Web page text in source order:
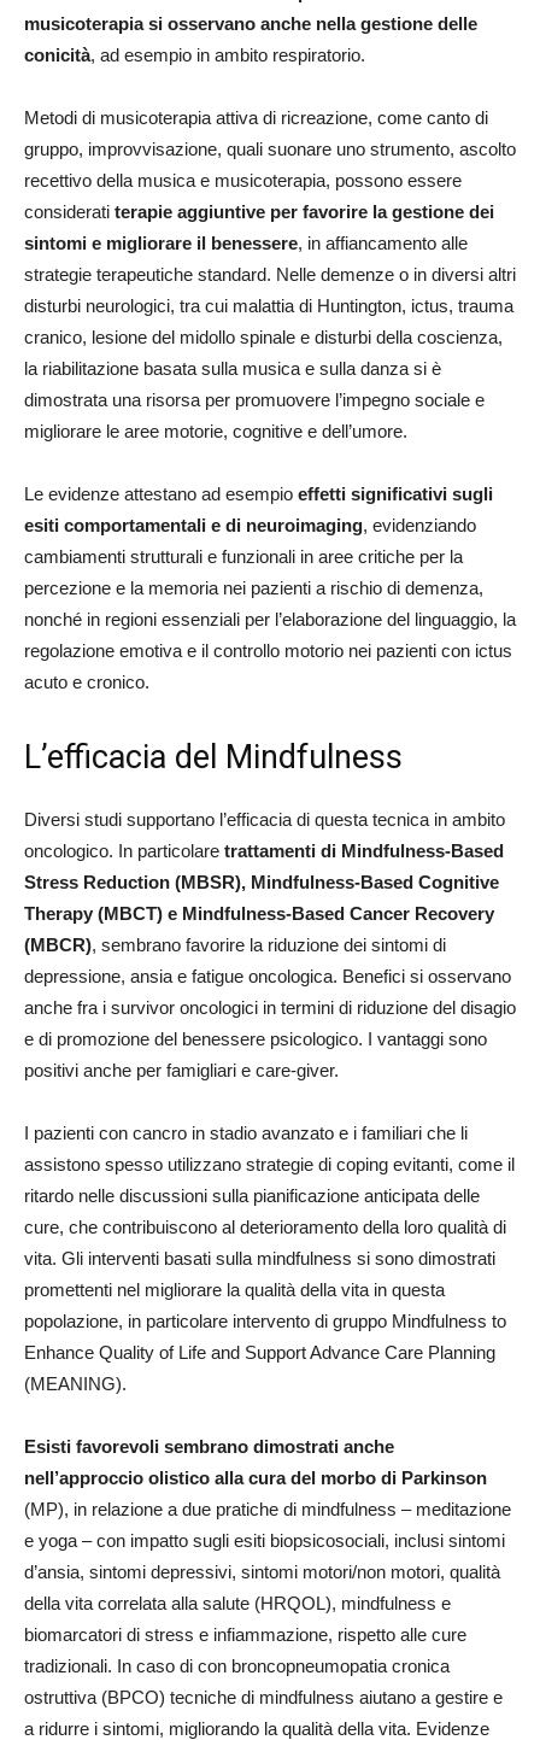
musicoterapia si osservano anche nella gestione delle
conicità, ad esempio in ambito respiratorio.
Metodi di musicoterapia attiva di ricreazione, come canto di
gruppo, improvvisazione, quali suonare uno strumento, ascolto
recettivo della musica e musicoterapia, possono essere
considerati terapie aggiuntive per favorire la gestione dei
sintomi e migliorare il benessere, in affiancamento alle
strategie terapeutiche standard. Nelle demenze o in diversi altri
disturbi neurologici, tra cui malattia di Huntington, ictus, trauma
cranico, lesione del midollo spinale e disturbi della coscienza,
la riabilitazione basata sulla musica e sulla danza si è
dimostrata una risorsa per promuovere l’impegno sociale e
migliorare le aree motorie, cognitive e dell’umore.
Le evidenze attestano ad esempio effetti significativi sugli
esiti comportamentali e di neuroimaging, evidenziando
cambiamenti strutturali e funzionali in aree critiche per la
percezione e la memoria nei pazienti a rischio di demenza,
nonché in regioni essenziali per l’elaborazione del linguaggio, la
regolazione emotiva e il controllo motorio nei pazienti con ictus
acuto e cronico.
L’efficacia del Mindfulness
Diversi studi supportano l’efficacia di questa tecnica in ambito
oncologico. In particolare trattamenti di Mindfulness-Based
Stress Reduction (MBSR), Mindfulness-Based Cognitive
Therapy (MBCT) e Mindfulness-Based Cancer Recovery
(MBCR), sembrano favorire la riduzione dei sintomi di
depressione, ansia e fatigue oncologica. Benefici si osservano
anche fra i survivor oncologici in termini di riduzione del disagio
e di promozione del benessere psicologico. I vantaggi sono
positivi anche per famigliari e care-giver.
I pazienti con cancro in stadio avanzato e i familiari che li
assistono spesso utilizzano strategie di coping evitanti, come il
ritardo nelle discussioni sulla pianificazione anticipata delle
cure, che contribuiscono al deterioramento della loro qualità di
vita. Gli interventi basati sulla mindfulness si sono dimostrati
promettenti nel migliorare la qualità della vita in questa
popolazione, in particolare intervento di gruppo Mindfulness to
Enhance Quality of Life and Support Advance Care Planning
(MEANING).
Esisti favorevoli sembrano dimostrati anche
nell’approccio olistico alla cura del morbo di Parkinson
(MP), in relazione a due pratiche di mindfulness – meditazione
e yoga – con impatto sugli esiti biopsicosociali, inclusi sintomi
d’ansia, sintomi depressivi, sintomi motori/non motori, qualità
della vita correlata alla salute (HRQOL), mindfulness e
biomarcatori di stress e infiammazione, rispetto alle cure
tradizionali. In caso di con broncopneumopatia cronica
ostruttiva (BPCO) tecniche di mindfulness aiutano a gestire e
a ridurre i sintomi, migliorando la qualità della vita. Evidenze